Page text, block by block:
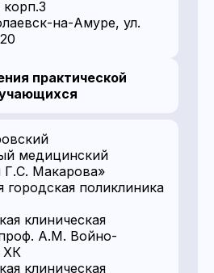
корп.3
на-Амуре, ул.
практической
медицинский
Макарова»
городская поликлиника
клиническая
А.М. Войно-
ХК
клиническая